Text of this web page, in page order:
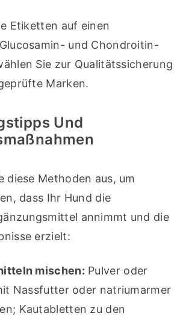
Etiketten auf einen
und Chondroitin-
Sie zur Qualitätssicherung
Marken.
Und
diese Methoden aus, um
dass Ihr Hund die
annimmt und die
erzielt:
mischen: Pulver oder
Nassfutter oder natriumarmer
Kautabletten zu den